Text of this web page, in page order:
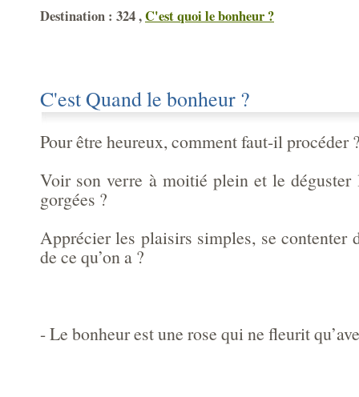
Destination : 324 ,C'est quoi le bonheur ?
C'est Quand le bonheur ?
Pour être heureux, comment faut-il procéder
Voir son verre à moitié plein et le déguster
gorgées ?
Apprécier les plaisirs simples, se contenter
de ce qu’on a ?
- Le bonheur est une rose qui ne fleurit